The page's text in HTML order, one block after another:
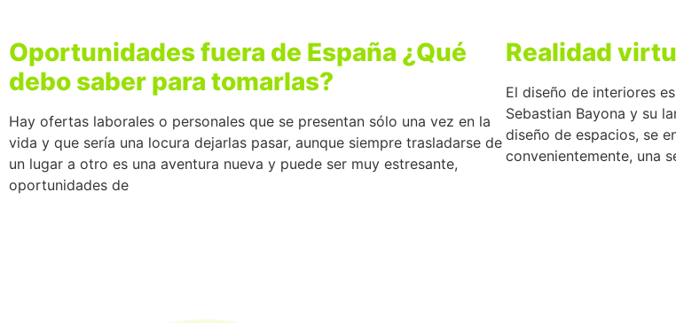
Oportunidades fuera de España ¿Qué
debo saber para tomarlas?
Hay ofertas laborales o personales que se presentan sólo una vez en la
vida y que sería una locura dejarlas pasar, aunque siempre trasladarse de
un lugar a otro es una aventura nueva y puede ser muy estresante,
oportunidades de
Realidad
El diseño de interiores
Sebastian Bayona y su
diseño de espacios, se
convenientemente, una